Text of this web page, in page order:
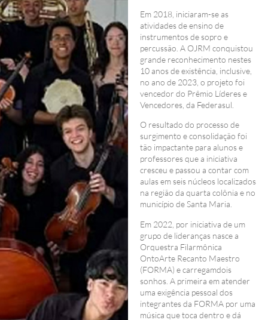
Em 2018, iniciaram-se as
atividades de ensino de
instrumentos de sopro e
percussão. A OJRM conquistou
grande reconhecimento nestes
10 anos de existência, inclusive,
no ano de 2023, o projeto foi
vencedor do Prêmio Líderes e
Vencedores, da Federasul.
O resultado do processo de
surgimento e consolidação foi
tão impactante para alunos e
professores que a iniciativa
cresceu e passou a contar com
aulas em seis núcleos localizados
na região da quarta colônia e no
município de Santa Maria.
Em 2022, por iniciativa de um
grupo de lideranças nasce a
Orquestra Filarmônica
OntoArte Recanto Maestro
(FORMA) e carregamdois
sonhos. A primeira em atender
uma exigência pessoal dos
integrantes da FORMA por uma
música que toca dentro e dá